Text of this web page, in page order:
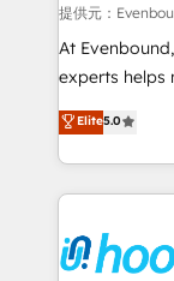
Your team
broke. Built
solutions that
HubSpot
retention 📅
move beyond
that drive real
提供元：
At
experts helps
achieve real
tailored
HubSpot’s
Technical Solutions: - HubSpot
Onboarding - Data Migration & Integrations -
Elite5.0